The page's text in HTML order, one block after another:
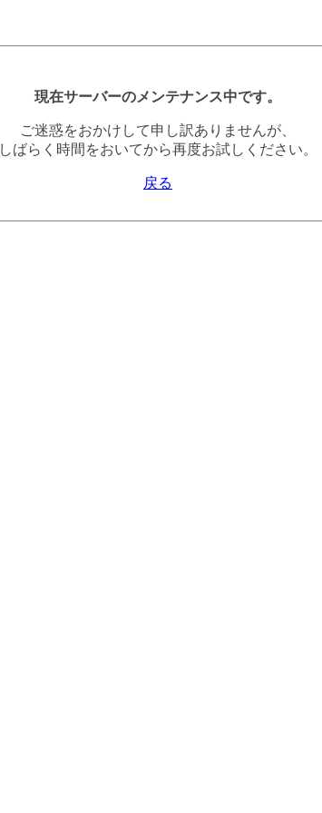
現在サーバーのメンテナンス中です。
ご迷惑をおかけして申し訳ありませんが、
しばらく時間をおいてから再度お試しください。
戻る